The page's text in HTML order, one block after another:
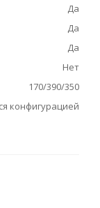
Да
Да
Да
Нет
170/390/350
конфигурацией